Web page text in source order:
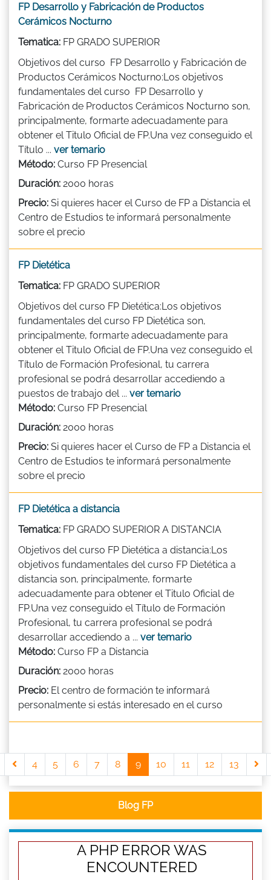
FP Desarrollo y Fabricación de Productos
Cerámicos Nocturno
Tematica: FP GRADO SUPERIOR
Objetivos del curso FP Desarrollo y Fabricación de
Productos Cerámicos Nocturno:Los objetivos
fundamentales del curso FP Desarrollo y
Fabricación de Productos Cerámicos Nocturno son,
principalmente, formarte adecuadamente para
obtener el Titulo Oficial de FP.Una vez conseguido el
Título ... ver temario
Método: Curso FP Presencial
Duración: 2000 horas
Precio: Si quieres hacer el Curso de FP a Distancia el
Centro de Estudios te informará personalmente
sobre el precio
FP Dietética
Tematica: FP GRADO SUPERIOR
Objetivos del curso FP Dietética:Los objetivos
fundamentales del curso FP Dietética son,
principalmente, formarte adecuadamente para
obtener el Titulo Oficial de FP.Una vez conseguido el
Título de Formación Profesional, tu carrera
profesional se podrá desarrollar accediendo a
puestos de trabajo del ... ver temario
Método: Curso FP Presencial
Duración: 2000 horas
Precio: Si quieres hacer el Curso de FP a Distancia el
Centro de Estudios te informará personalmente
sobre el precio
FP Dietética a distancia
Tematica: FP GRADO SUPERIOR A DISTANCIA
Objetivos del curso FP Dietética a distancia:Los
objetivos fundamentales del curso FP Dietética a
distancia son, principalmente, formarte
adecuadamente para obtener el Titulo Oficial de
FP.Una vez conseguido el Título de Formación
Profesional, tu carrera profesional se podrá
desarrollar accediendo a ... ver temario
Método: Curso FP a Distancia
Duración: 2000 horas
Precio: El centro de formación te informará
personalmente si estás interesado en el curso
4 5 6 7 8 9 10 11 12 13
Blog FP
A PHP ERROR WAS
ENCOUNTERED